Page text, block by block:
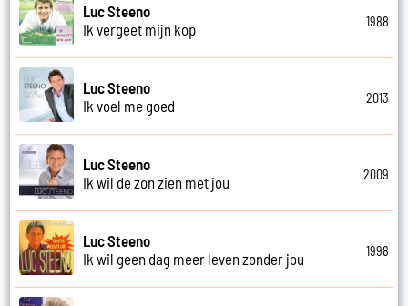
Luc Steeno
Ik vergeet mijn kop
1988
Luc Steeno
Ik voel me goed
2013
Luc Steeno
Ik wil de zon zien met jou
2009
Luc Steeno
Ik wil geen dag meer leven zonder jou
1998